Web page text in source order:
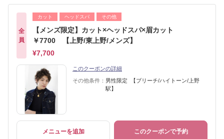
全
員
カット ヘッドスパ その他
【メンズ限定】カット×ヘッドスパ×眉カット
￥7700 【上野/東上野/メンズ】
¥7,700
このクーポンの詳細
その他条件： 男性限定 【ブリーチ/ハイトーン/上野
駅】
メニューを追加 このクーポンで予約